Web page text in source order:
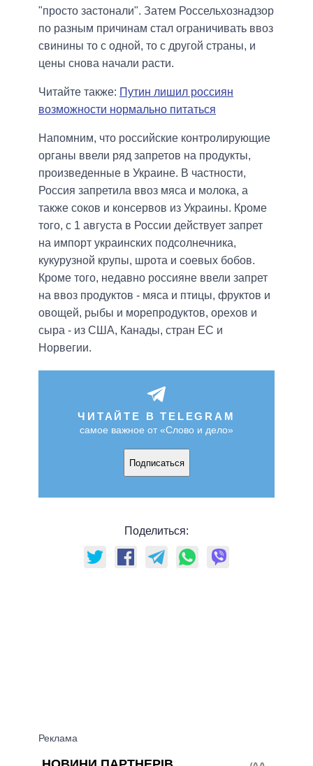
"просто застонали". Затем Россельхознадзор
по разным причинам стал ограничивать ввоз
свинины то с одной, то с другой страны, и
цены снова начали расти.
Читайте также: Путин лишил россиян
возможности нормально питаться
Напомним, что российские контролирующие
органы ввели ряд запретов на продукты,
произведенные в Украине. В частности,
Россия запретила ввоз мяса и молока, а
также соков и консервов из Украины. Кроме
того, с 1 августа в России действует запрет
на импорт украинских подсолнечника,
кукурузной крупы, шрота и соевых бобов.
Кроме того, недавно россияне ввели запрет
на ввоз продуктов - мяса и птицы, фруктов и
овощей, рыбы и морепродуктов, орехов и
сыра - из США, Канады, стран ЕС и
Норвегии.
ЧИТАЙТЕ В TELEGRAM
самое важное от «Слово и дело»
Подписаться
Поделиться: